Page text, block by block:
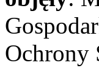
Ochrony